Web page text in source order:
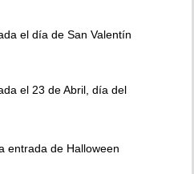
el día de San Valentín
el 23 de Abril, día del
entrada de Halloween